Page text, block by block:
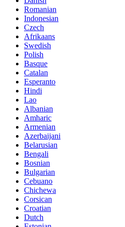
Romanian
Indonesian
Czech
Afrikaans
Swedish
Polish
Basque
Catalan
Esperanto
Hindi
Lao
Albanian
Amharic
Armenian
Azerbaijani
Belarusian
Bengali
Bosnian
Bulgarian
Cebuano
Chichewa
Corsican
Croatian
Dutch